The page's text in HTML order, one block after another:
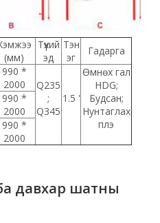
(мм)
Түүхий
эд
Тэн
эг
Гадарга
990 *
2000
Q235
;
Q345
1.5 '
Өмнөх гал
HDG;
Будсан;
Нунтаглах
плэ
990 *
2000
990 *
2000
давхар шатны